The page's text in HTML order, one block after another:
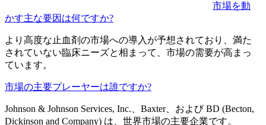
市場を動
かす主な要因は何ですか?
より高度な止血剤の市場への導入が予想されており、満た
されていない臨床ニーズと相まって、市場の需要が高まっ
ています。
市場の主要プレーヤーは誰ですか?
Johnson & Johnson Services, Inc.、Baxter、および BD (Becton,
Dickinson and Company) は、世界市場の主要企業です。